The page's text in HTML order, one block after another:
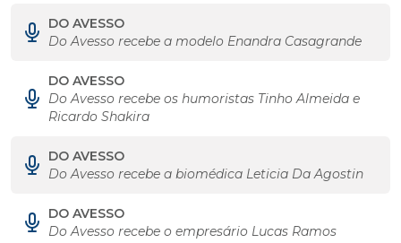
DO AVESSO
Do Avesso recebe a modelo Enandra Casagrande
DO AVESSO
Do Avesso recebe os humoristas Tinho Almeida e
Ricardo Shakira
DO AVESSO
Do Avesso recebe a biomédica Leticia Da Agostin
DO AVESSO
Do Avesso recebe o empresário Lucas Ramos